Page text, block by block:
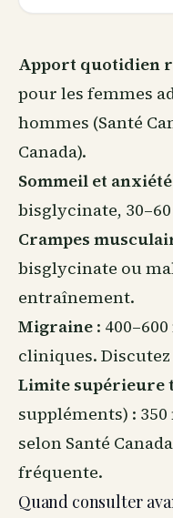
Apport quotidien
pour les femmes
hommes (Santé
Canada).
Sommeil et
bisglycinate,
Crampes
bisglycinate ou
entraînement.
Migraine :
cliniques.
Limite supérieure
suppléments) :
selon Santé
fréquente.
Quand consulter